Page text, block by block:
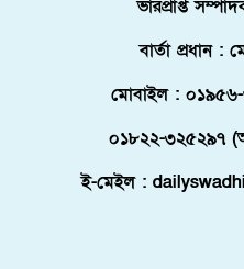
ভারপ্রাপ্ত
বার্তা প্রধান :
মোবাইল :
০১৮২২-৩২৫২৯৭
ই-মেইল :